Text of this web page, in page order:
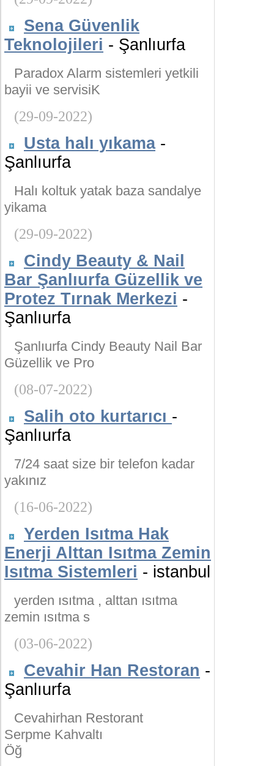
Sena Güvenlik
Teknolojileri - Şanlıurfa
Paradox Alarm sistemleri yetkili
bayii ve servisiK
(29-09-2022)
Usta halı yıkama-
Şanlıurfa
Halı koltuk yatak baza sandalye
yikama
(29-09-2022)
Cindy Beauty & Nail
Bar Şanlıurfa Güzellik ve
Protez Tırnak Merkezi -
Şanlıurfa
Şanlıurfa Cindy Beauty Nail Bar
Güzellik ve Pro
(08-07-2022)
Salih oto kurtarıcı -
Şanlıurfa
7/24 saat size bir telefon kadar
yakınız
(16-06-2022)
Yerden Isıtma Hak
Enerji Alttan Isıtma Zemin
Isıtma Sistemleri - istanbul
yerden ısıtma , alttan ısıtma
zemin ısıtma s
(03-06-2022)
Cevahir Han Restoran -
Şanlıurfa
Cevahirhan Restorant
Serpme Kahvaltı
Öğ